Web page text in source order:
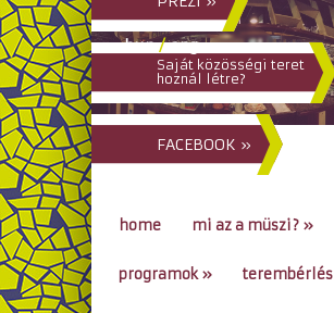
hun/eng
Saját közösségi teret
hoznál létre?
FACEBOOK »
home mi az a müszi? »
programok» terembérlés